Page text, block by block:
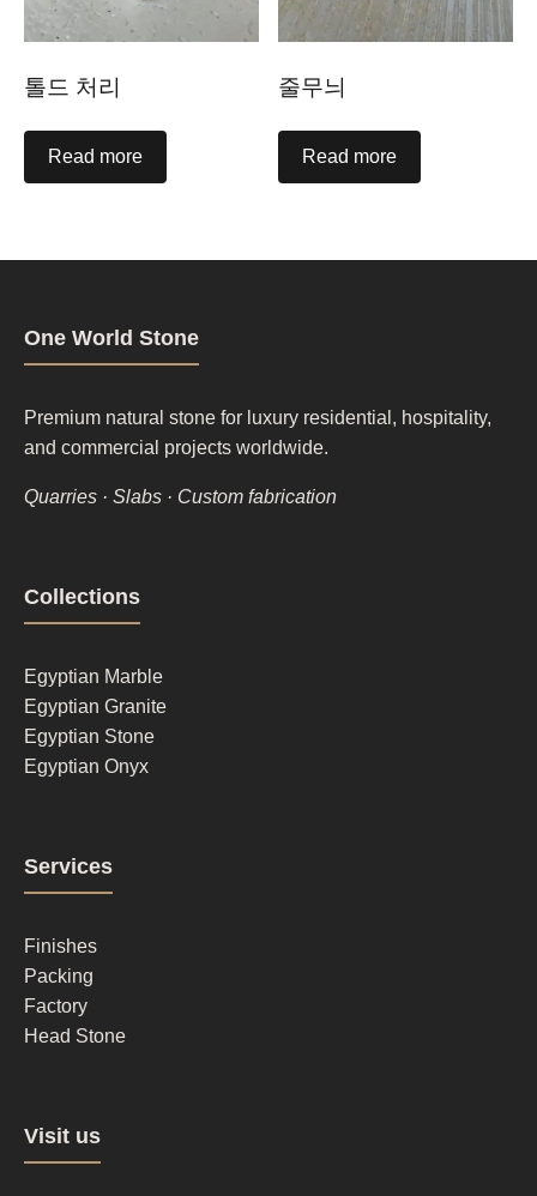
톨드 처리
Read more
줄무늬
Read more
One World Stone
Premium natural stone for luxury residential, hospitality,
and commercial projects worldwide.
Quarries · Slabs · Custom fabrication
Footer
column
1
Collections
Egyptian Marble
Egyptian Granite
Egyptian Stone
Egyptian Onyx
Footer
column
2
Services
Finishes
Packing
Factory
Head Stone
Footer
column
Visit us